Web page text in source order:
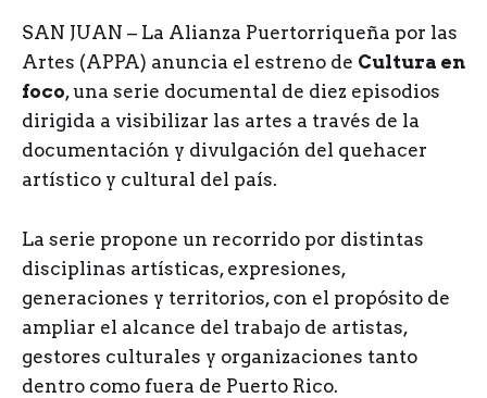
SAN JUAN – La Alianza Puertorriqueña por las
Artes (APPA) anuncia el estreno de Cultura en
foco, una serie documental de diez episodios
dirigida a visibilizar las artes a través de la
documentación y divulgación del quehacer
artístico y cultural del país.
La serie propone un recorrido por distintas
disciplinas artísticas, expresiones,
generaciones y territorios, con el propósito de
ampliar el alcance del trabajo de artistas,
gestores culturales y organizaciones tanto
dentro como fuera de Puerto Rico.